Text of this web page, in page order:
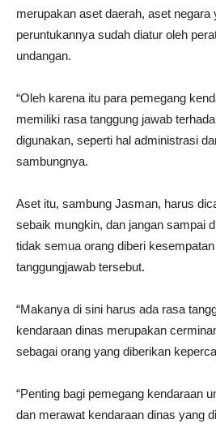
merupakan aset daerah, aset negara
peruntukannya sudah diatur oleh
undangan.
“Oleh karena itu para pemegang
memiliki rasa tanggung jawab
digunakan, seperti hal administrasi
sambungnya.
Aset itu, sambung Jasman, harus
sebaik mungkin, dan jangan sampai
tidak semua orang diberi
tanggungjawab tersebut.
“Makanya di sini harus ada rasa
kendaraan dinas merupakan
sebagai orang yang diberikan
“Penting bagi pemegang kendaraan
dan merawat kendaraan dinas yang